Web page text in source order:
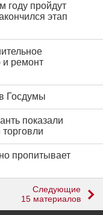
году пройдут
этап
и ремонт
Госдумы
показали
пропитывает
Следующие
15 материалов